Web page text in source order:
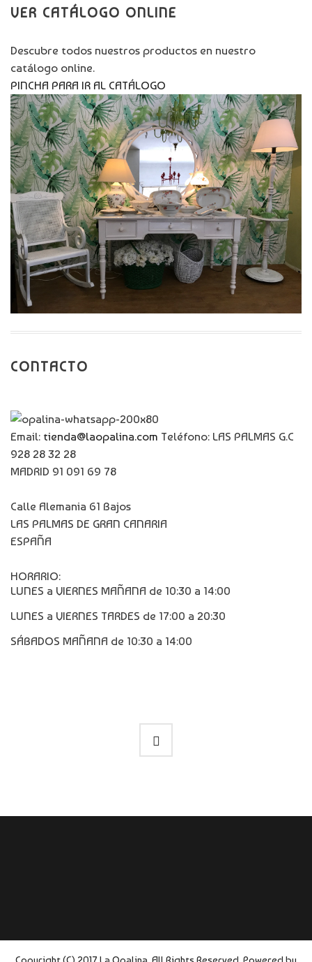
VER CATÁLOGO ONLINE
Descubre todos nuestros productos en nuestro
catálogo online.
PINCHA PARA IR AL CATÁLOGO
CONTACTO
Email: tienda@laopalina.com Teléfono: LAS PALMAS G.C
928 28 32 28
MADRID 91 091 69 78
Calle Alemania 61 Bajos
LAS PALMAS DE GRAN CANARIA
ESPAÑA
HORARIO:
LUNES a VIERNES MAÑANA de 10:30 a 14:00
LUNES a VIERNES TARDES de 17:00 a 20:30
SÁBADOS MAÑANA de 10:30 a 14:00
Copyright (C) 2017 La Opalina. All Rights Reserved. Powered by